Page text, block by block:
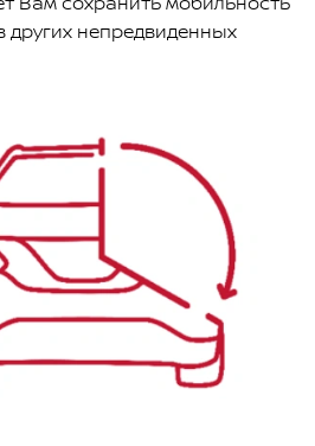
других непредвиденных